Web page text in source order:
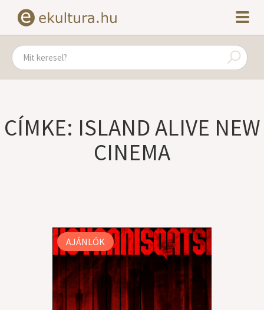
CÍMKE: ISLAND ALIVE NEW
CINEMA
AJÁNLÓK